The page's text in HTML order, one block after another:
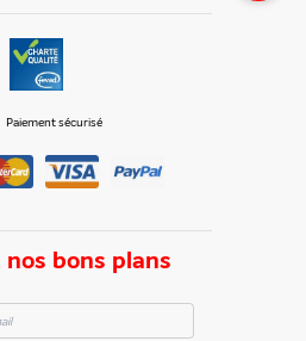
nos bons plans
Paiement sécurisé